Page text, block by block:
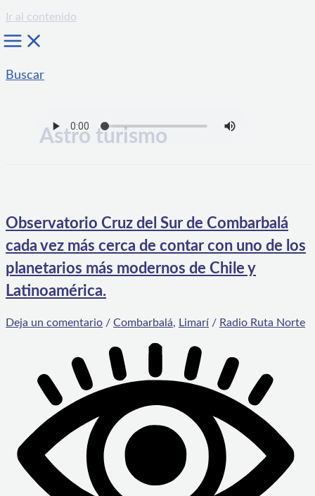
Ir al contenido
Buscar
Astro turismo
Observatorio Cruz del Sur de Combarbalá
cada vez más cerca de contar con uno de los
planetarios más modernos de Chile y
Latinoamérica.
Deja un comentario / Combarbalá, Limarí / Radio Ruta Norte